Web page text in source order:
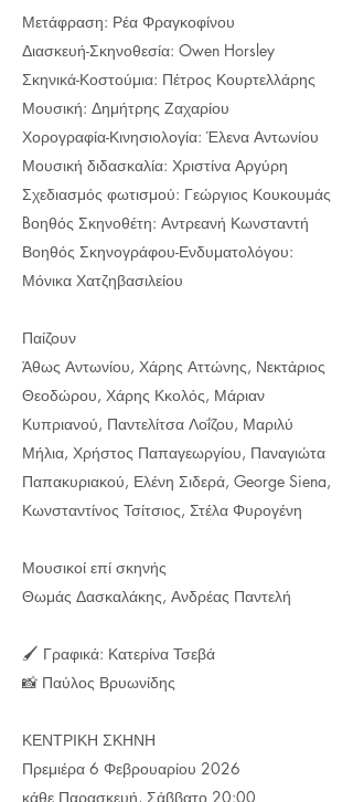
Μετάφραση: Ρέα Φραγκοφίνου
Διασκευή-Σκηνοθεσία: Owen Horsley
Σκηνικά-Κοστούμια: Πέτρος Κουρτελλάρης
Μουσική: Δημήτρης Ζαχαρίου
Χορογραφία-Κινησιολογία: Έλενα Αντωνίου
Μουσική διδασκαλία: Χριστίνα Αργύρη
Σχεδιασμός φωτισμού: Γεώργιος Κουκουμάς
Bοηθός Σκηνοθέτη: Αντρεανή Κωνσταντή
Βοηθός Σκηνογράφου-Ενδυματολόγου:
Μόνικα Χατζηβασιλείου
Παίζουν
Άθως Αντωνίου, Χάρης Αττώνης, Νεκτάριος
Θεοδώρου, Χάρης Κκολός, Μάριαν
Κυπριανού, Παντελίτσα Λοΐζου, Μαριλύ
Μήλια, Χρήστος Παπαγεωργίου, Παναγιώτα
Παπακυριακού, Ελένη Σιδερά, George Siena,
Κωνσταντίνος Τσίτσιος, Στέλα Φυρογένη
Μουσικοί επί σκηνής
Θωμάς Δασκαλάκης, Ανδρέας Παντελή
🖌️ Γραφικά: Κατερίνα Τσεβά
📸 Παύλος Βρυωνίδης
ΚΕΝΤΡΙΚΗ ΣΚΗΝΗ
Πρεμιέρα 6 Φεβρουαρίου 2026
κάθε Παρασκευή, Σάββατο 20:00